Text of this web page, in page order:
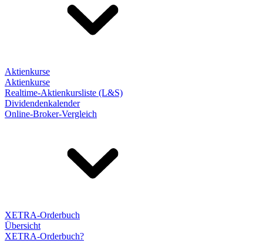
Aktienkurse
Aktienkurse
Realtime-Aktienkursliste (L&S)
Dividendenkalender
Online-Broker-Vergleich
XETRA-Orderbuch
Übersicht
XETRA-Orderbuch?